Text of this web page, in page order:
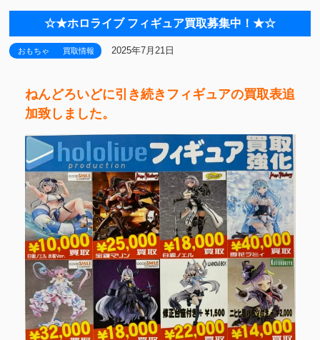
☆★ホロライブ フィギュア買取募集中！★☆
おもちゃ 買取情報 2025年7月21日
ねんどろいどに引き続きフィギュアの買取表追
加致しました。